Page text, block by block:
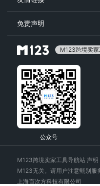
免责声明
M123跨境卖
公众号
M123跨境卖家工具导航站 声
M123无关。请用户注意甄别服
上海百次方科技有限公司